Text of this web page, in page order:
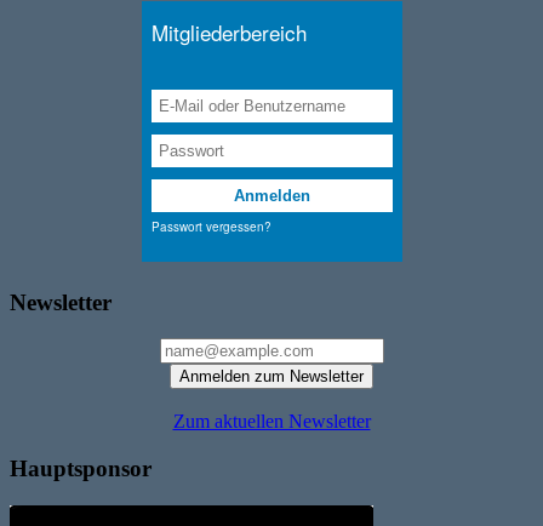
Newsletter
Anmelden zum Newsletter
Zum aktuellen Newsletter
Hauptsponsor